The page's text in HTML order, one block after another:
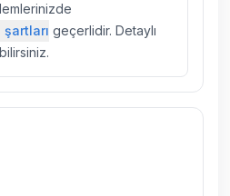
olarak ilaçlama
rağmen çevrede
vs. bulunma ihtimali
çalışmaları
Bu çalışma nedeniyle yol
geçerlidir. Detaylı